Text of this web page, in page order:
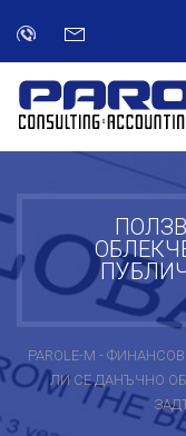
PAROLE-M -
ЛИ СЕ ДАНЪЧНО